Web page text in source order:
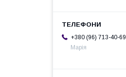
+380 (96) 713-40-69
Марія